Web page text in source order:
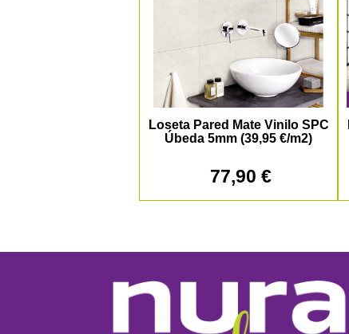
Loseta Pared Mate Vinilo SPC
Úbeda 5mm (39,95 €/m2)
77,90 €